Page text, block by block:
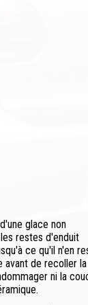
glace non
restes d'enduit
ce qu'il n'en
avant de recoller la
ni la